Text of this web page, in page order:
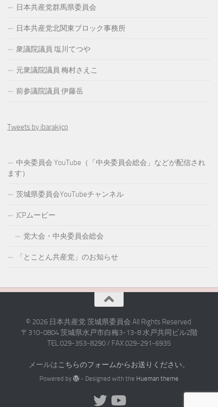
日本共産党群馬県委員会
日本共産党北関東ブロック事務所
衆議院議員 塩川てつや
元衆議院議員 梅村さえこ
前参議院議員 伊藤岳
Tweets by ibarakijcp
中央委員会 YouTube（「中央委員会総会」などが配信され
ます）
茨城県委員会YouTubeチャンネル
JCPムービー
党大会・中央委員会総会
「とことん共産党」のお知らせ
© 2026 日本共産党 茨城県委員会 All Rights Reserved.
〒310-0804 茨城県水戸市白梅3-13-8 水戸共同ビル2階
TEL 029-353-8290 / FAX 029-291-6935
メールはこちらのフォームからお送りください。
Powered by - Designed with the Hueman theme